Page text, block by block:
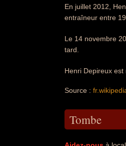
En juillet 2012,
entraîneur entre
Le 14 novembre
tard.
Henri Depireux
Source :
Tombe